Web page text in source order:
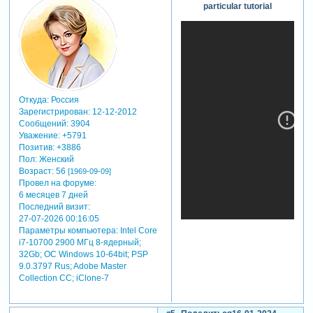
более эмоциональным и
значимым.
использовался в видео:
amsterdam
n = nearestkey(time).index;
}
Откуда:Россия
Зарегистрирован: 12-12-2012
Сообщений:3904
Уважение: +5791
Позитив: +3886
Пол:Женский
Возраст:56 [1969-09-09]
Провел на форуме:
6 месяцев 7 дней
Последний визит:
27-07-2026 00:16:05
Параметры компьютера:Intel Core
i7-10700 2900 МГц 8-ядерный;
32Gb; ОС Windows 10-64bit; PSP
9.0.3797 Rus; Adobe Master
Collection СС; iClone-7
particular tutorial